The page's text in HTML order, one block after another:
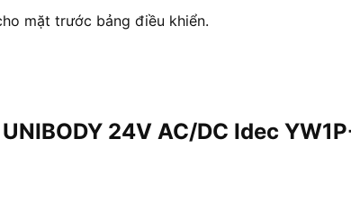
mặt trước bảng điều khiển.
24V AC/DC Idec